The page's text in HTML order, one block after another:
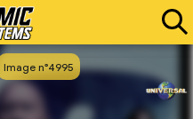
Image n°4995